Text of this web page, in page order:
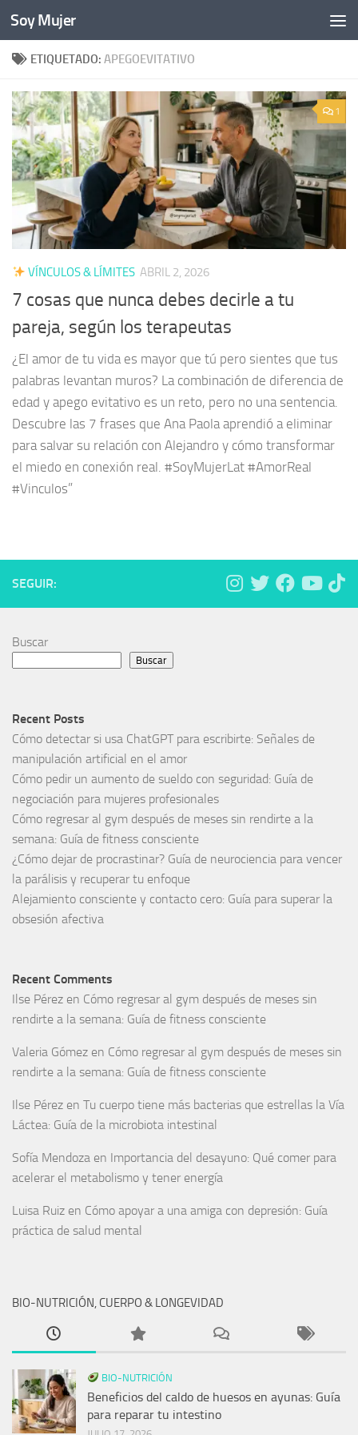
Bajo el contenido
Soy Mujer
ETIQUETADO: APEGOEVITATIVO
1
VÍNCULOS & LÍMITES ABRIL 2, 2026
7 cosas que nunca debes decirle a tu
pareja, según los terapeutas
¿El amor de tu vida es mayor que tú pero sientes que tus
palabras levantan muros? La combinación de diferencia de
edad y apego evitativo es un reto, pero no una sentencia.
Descubre las 7 frases que Ana Paola aprendió a eliminar
para salvar su relación con Alejandro y cómo transformar
el miedo en conexión real. #SoyMujerLat #AmorReal
#Vinculos”
SEGUIR:
Buscar
Buscar
Recent Posts
Cómo detectar si usa ChatGPT para escribirte: Señales de
manipulación artificial en el amor
Cómo pedir un aumento de sueldo con seguridad: Guía de
negociación para mujeres profesionales
Cómo regresar al gym después de meses sin rendirte a la
semana: Guía de fitness consciente
¿Cómo dejar de procrastinar? Guía de neurociencia para vencer
la parálisis y recuperar tu enfoque
Alejamiento consciente y contacto cero: Guía para superar la
obsesión afectiva
Recent Comments
Ilse Pérez en Cómo regresar al gym después de meses sin
rendirte a la semana: Guía de fitness consciente
Valeria Gómez en Cómo regresar al gym después de meses sin
rendirte a la semana: Guía de fitness consciente
Ilse Pérez en Tu cuerpo tiene más bacterias que estrellas la Vía
Láctea: Guía de la microbiota intestinal
Sofía Mendoza en Importancia del desayuno: Qué comer para
acelerar el metabolismo y tener energía
Luisa Ruiz en Cómo apoyar a una amiga con depresión: Guía
práctica de salud mental
BIO-NUTRICIÓN, CUERPO & LONGEVIDAD
BIO-NUTRICIÓN
Beneficios del caldo de huesos en ayunas: Guía
para reparar tu intestino